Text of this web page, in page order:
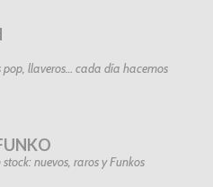
pop, llaveros… cada día hacemos
nuevos, raros y Funkos